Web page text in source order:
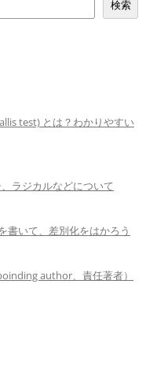
検索
test) とは？わかりやすい
ラジカルなどについて
書いて、差別化をはかろう
author、責任著者）